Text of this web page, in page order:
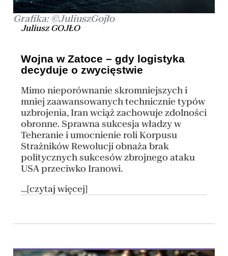
Grafika: ©JuliuszGojło
Juliusz GOJŁO
Wojna w Zatoce – gdy logistyka
decyduje o zwycięstwie
Mimo nieporównanie skromniejszych i
mniej zaawansowanych technicznie typów
uzbrojenia, Iran wciąż zachowuje zdolności
obronne. Sprawna sukcesja władzy w
Teheranie i umocnienie roli Korpusu
Strażników Rewolucji obnaża brak
politycznych sukcesów zbrojnego ataku
USA przeciwko Iranowi.
...[czytaj więcej]